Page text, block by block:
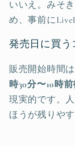
いいえ。みそ
め、事前に
発売日に買う
販売開始時間
時30分〜10時
現実的です。
ほうが残りや